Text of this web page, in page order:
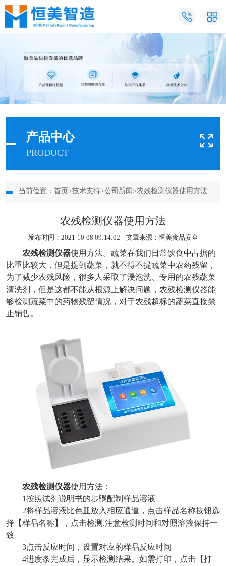
产品中心
PRODUCT
当前位置： 首页 >技术支持>公司新闻>农残检测仪器使用方法
农残检测仪器使用方法
发布时间：2021-10-08 09:14:02 文章来源：恒美食品安全
农残检测仪器使用方法。蔬菜在我们日常饮食中占据的
比重比较大，但是提到蔬菜，就不得不提蔬菜中农药残留，
为了减少农残风险，很多人采取了浸泡洗、专用的农残蔬菜
清洗剂
，但是这都不能从根源上解决问题，农残检测仪器能
够检测蔬菜中的药物残留情况，对于农残超标的蔬菜直接禁
止销售。
农残检测仪器使用方法：
1按照试剂说明书的步骤配制样品溶液
2将样品溶液比色皿放入相应通道，点击样品名称按钮选
择【样品名称】，点击检测.注意检测时间和对照溶液保持一
致
3点击反应时间，设置对应的样品反应时间
4进度条完成后，显示检测结果。如需打印，点击【打